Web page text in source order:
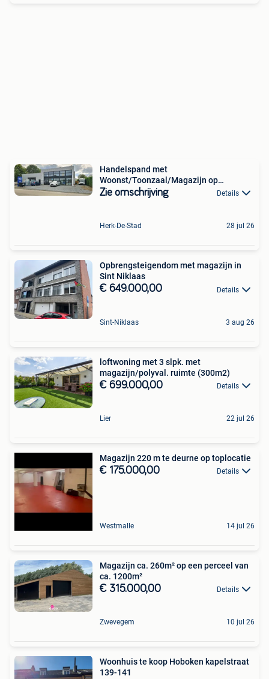
Handelspand met
Woonst/Toonzaal/Magazijn op
industrieterrein
Zie omschrijving Details
Herk-De-Stad 28 jul 26
Opbrengsteigendom met magazijn in
Sint Niklaas
€ 649.000,00 Details
Sint-Niklaas 3 aug 26
loftwoning met 3 slpk. met
magazijn/polyval. ruimte (300m2)
€ 699.000,00 Details
Lier 22 jul 26
Magazijn 220 m te deurne op toplocatie
€ 175.000,00 Details
Westmalle 14 jul 26
Magazijn ca. 260m² op een perceel van
ca. 1200m²
€ 315.000,00 Details
Zwevegem 10 jul 26
Woonhuis te koop Hoboken kapelstraat
139-141